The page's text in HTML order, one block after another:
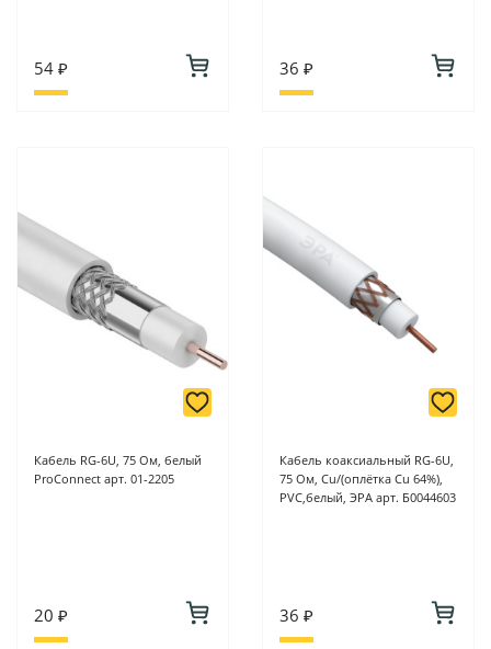
54 ₽ 36 ₽
Кабель RG-6U, 75 Ом, белый
ProConnect арт. 01-2205
20 ₽
Кабель коаксиальный RG-6U,
75 Ом, Cu/(оплётка Cu 64%),
PVC,белый, ЭРА арт. Б0044603
36 ₽